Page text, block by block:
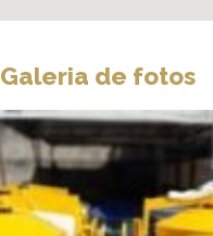
Galeria de fotos